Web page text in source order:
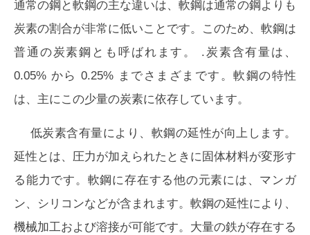
通常の鋼と軟鋼の主な違いは、軟鋼は通常の鋼よりも
炭素の割合が非常に低いことです。このため、軟鋼は
普通の炭素鋼 とも呼ばれます。 .炭素含有量は、
0.05% から 0.25% までさまざまです。軟鋼の特性
は、主にこの少量の炭素に依存しています。
低炭素含有量により、軟鋼の延性が向上します。
延性とは、圧力が加えられたときに固体材料が変形す
る能力です。軟鋼に存在する他の元素には、マンガ
ン、シリコンなどが含まれます。軟鋼の延性により、
機械加工および溶接が可能です。大量の鉄が存在する